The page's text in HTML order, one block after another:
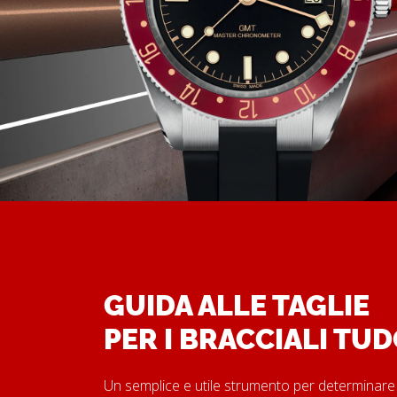
GUIDA ALLE TAGLIE
PER I BRACCIALI
Un semplice e utile strumento per determinare